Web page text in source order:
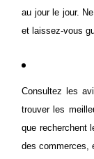
au jour le jour.
et laissez-vous
Consultez les
trouver les
que recherchent
des commerces,